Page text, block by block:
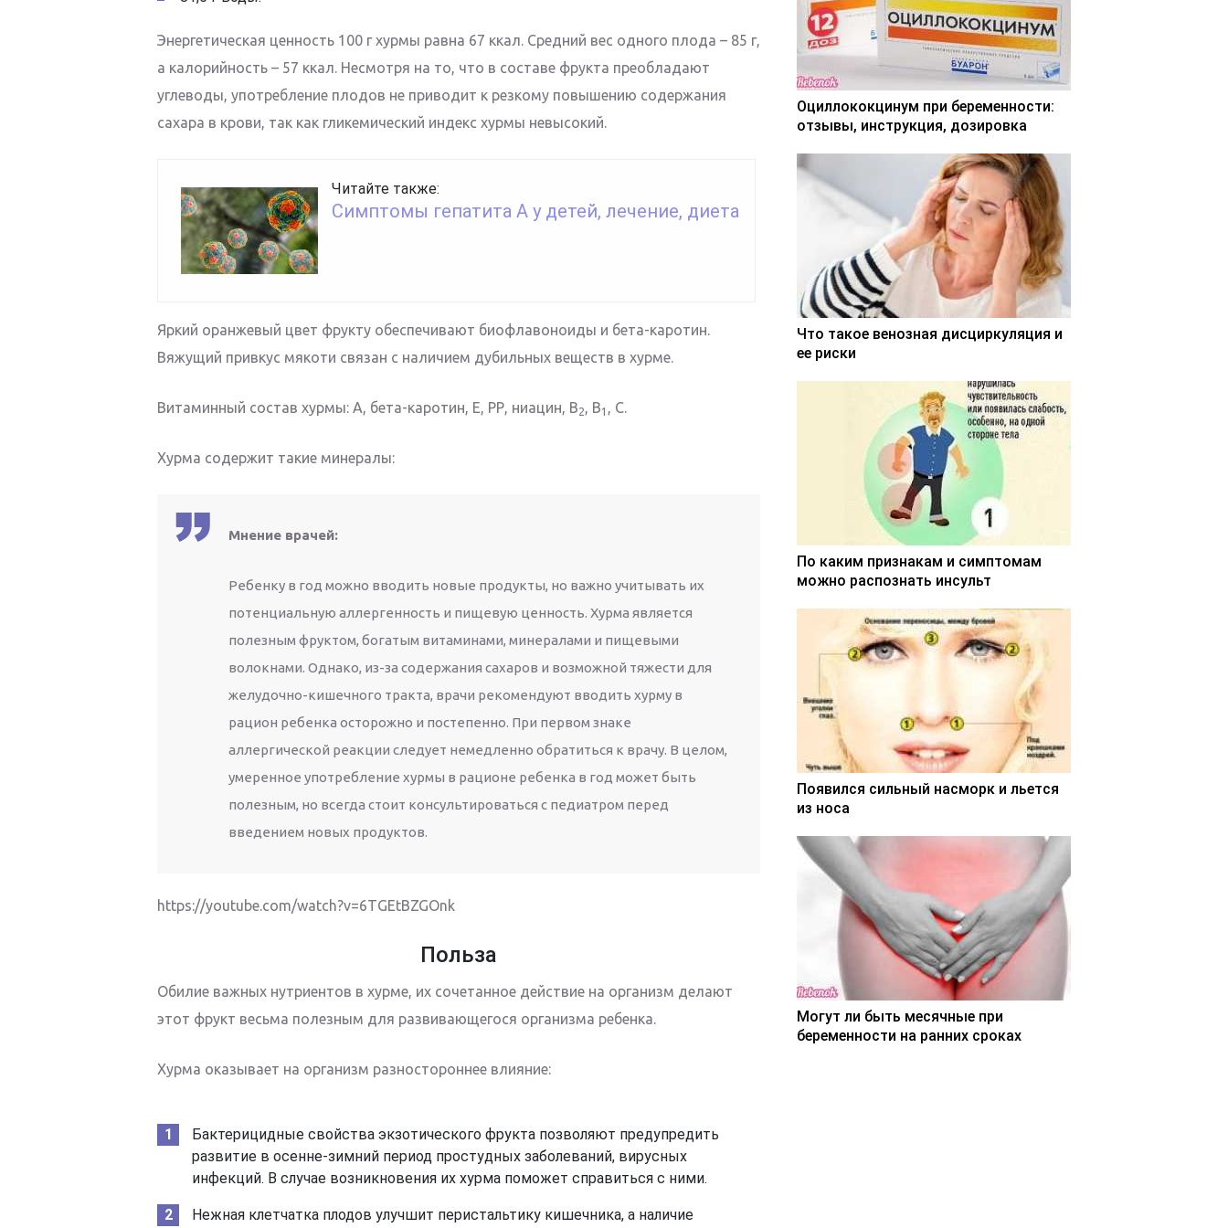
Энергетическая ценность 100 г хурмы равна 67 ккал. Средний вес одного плода – 85 г,
а калорийность – 57 ккал. Несмотря на то, что в составе фрукта преобладают
углеводы, употребление плодов не приводит к резкому повышению содержания
сахара в крови, так как гликемический индекс хурмы невысокий.
Читайте также:
Симптомы гепатита А у детей, лечение, диета
Яркий оранжевый цвет фрукту обеспечивают биофлавоноиды и бета-каротин.
Вяжущий привкус мякоти связан с наличием дубильных веществ в хурме.
Витаминный состав хурмы: А, бета-каротин, Е, РР, ниацин, В2, В1 , С.
Хурма содержит такие минералы:
Мнение врачей:
Ребенку в год можно вводить новые продукты, но важно учитывать их
потенциальную аллергенность и пищевую ценность. Хурма является
полезным фруктом, богатым витаминами, минералами и пищевыми
волокнами. Однако, из-за содержания сахаров и возможной тяжести для
желудочно-кишечного тракта, врачи рекомендуют вводить хурму в
рацион ребенка осторожно и постепенно. При первом знаке
аллергической реакции следует немедленно обратиться к врачу. В целом,
умеренное употребление хурмы в рационе ребенка в год может быть
полезным, но всегда стоит консультироваться с педиатром перед
введением новых продуктов.
https://youtube.com/watch?v=6TGEtBZGOnk
Польза
Обилие важных нутриентов в хурме, их сочетанное действие на организм делают
этот фрукт весьма полезным для развивающегося организма ребенка.
Хурма оказывает на организм разностороннее влияние:
Бактерицидные свойства экзотического фрукта позволяют предупредить
развитие в осенне-зимний период простудных заболеваний, вирусных
инфекций. В случае возникновения их хурма поможет справиться с ними.
Нежная клетчатка плодов улучшит перистальтику кишечника, а наличие
Оциллококцинум при беременности:
отзывы, инструкция, дозировка
Что такое венозная дисциркуляция и
ее риски
По каким признакам и симптомам
можно распознать инсульт
Появился сильный насморк и льется
из носа
Могут ли быть месячные при
беременности на ранних сроках